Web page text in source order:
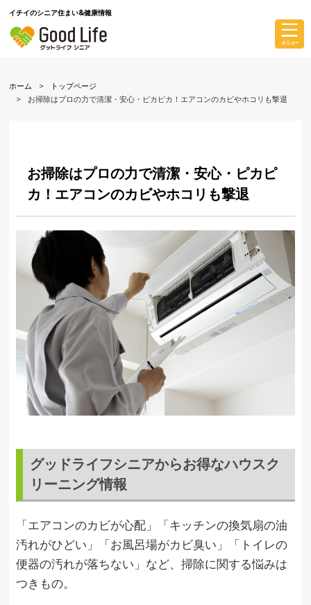
イチイのシニア住まい&健康情報
ホーム
トップページ
お掃除はプロの力で清潔・安心・ピカピカ！エアコンのカビやホコリも撃退
お掃除はプロの力で清潔・安心・ピカピ
カ！エアコンのカビやホコリも撃退
グッドライフシニアからお得なハウスク
リーニング情報
「エアコンのカビが心配」「キッチンの換気扇の油
汚れがひどい」「お風呂場がカビ臭い」「トイレの
便器の汚れが落ちない」など、掃除に関する悩みは
つきもの。